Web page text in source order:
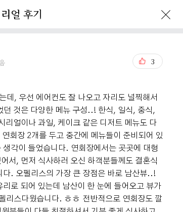
얼 후기
3
데, 우선 에어컨도 잘 나오고 자리도 널찍해서
던 것은 다양한 메뉴 구성..! 한식, 일식, 중식,
리얼이나 과일, 케이크 같은 디저트 메뉴도 다
회장 2개를 두고 중간에 메뉴들이 준비되어 있
각이 들었습니다. 연회장에서는 곳곳에 대형
서, 먼저 식사하러 오신 하객분들께도 결혼식
. 오펠리스의 가장 큰 장점은 바로 남산뷰..!
로 되어 있는데 남산이 한 눈에 들어오고 뷰가
리스다웠습니다. ㅎㅎ 전반적으로 연회장도 깔